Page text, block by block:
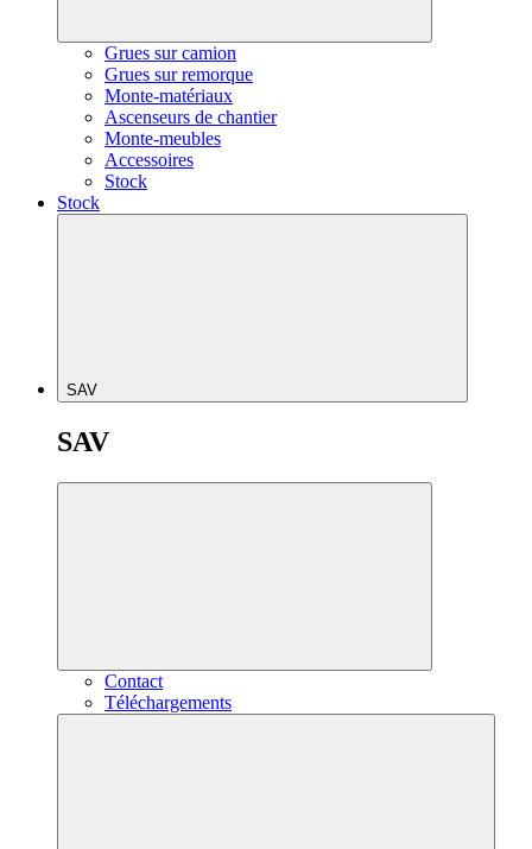
Grues sur camion
Grues sur remorque
Monte-matériaux
Ascenseurs de chantier
Monte-meubles
Accessoires
Stock
Stock
SAV
SAV
Contact
Téléchargements